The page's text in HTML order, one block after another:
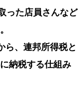
った店員さんなど
ら、連邦所得税と
納税する仕組み